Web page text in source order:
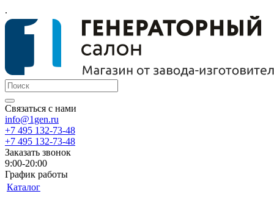
.
Связаться с нами
info@1gen.ru
+7 495 132-73-48
+7 495 132-73-48
Заказать звонок
9:00-20:00
График работы
Каталог